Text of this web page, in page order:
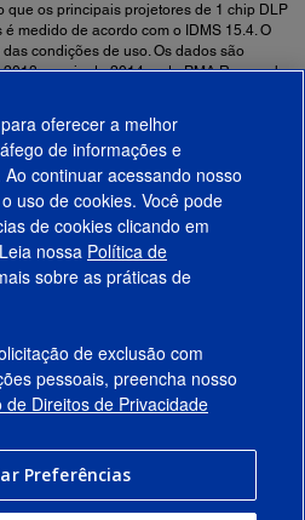
que os principais projetores de 1 chip DLP
medido de acordo com o IDMS 15.4. O
condições de uso. Os dados são
a maio de 2014, e da PMA Research,
Sobre Ambientes de Uso de Projetores
oferecer a melhor
de informações e
continuar acessando nosso
uso de cookies. Você pode
de cookies clicando em
nossa Política de
sobre as práticas de
de exclusão com
pessoais, preencha nosso
de Direitos de Privacidade
Preferências